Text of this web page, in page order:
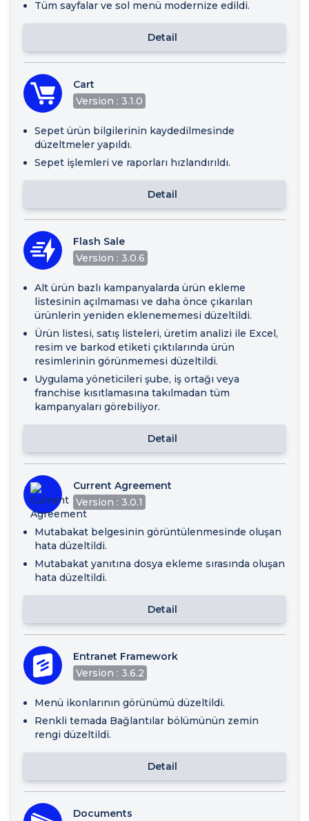
Tüm sayfalar ve sol menü modernize edildi.
Detail
Cart
Version : 3.1.0
Sepet ürün bilgilerinin kaydedilmesinde
düzeltmeler yapıldı.
Sepet işlemleri ve raporları hızlandırıldı.
Detail
Flash Sale
Version : 3.0.6
Alt ürün bazlı kampanyalarda ürün ekleme
listesinin açılmaması ve daha önce çıkarılan
ürünlerin yeniden eklenememesi düzeltildi.
Ürün listesi, satış listeleri, üretim analizi ile Excel,
resim ve barkod etiketi çıktılarında ürün
resimlerinin görünmemesi düzeltildi.
Uygulama yöneticileri şube, iş ortağı veya
franchise kısıtlamasına takılmadan tüm
kampanyaları görebiliyor.
Detail
Current Agreement
Version : 3.0.1
Mutabakat belgesinin görüntülenmesinde oluşan
hata düzeltildi.
Mutabakat yanıtına dosya ekleme sırasında oluşan
hata düzeltildi.
Detail
Entranet Framework
Version : 3.6.2
Menü ikonlarının görünümü düzeltildi.
Renkli temada Bağlantılar bölümünün zemin
rengi düzeltildi.
Detail
Documents